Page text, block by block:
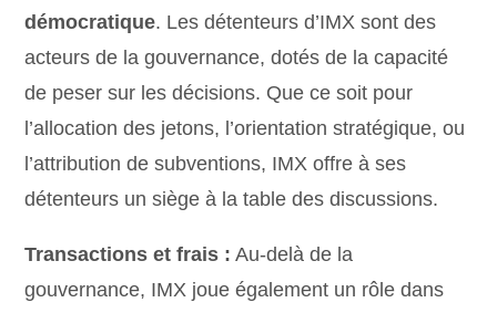
démocratique. Les détenteurs d’IMX sont des
acteurs de la gouvernance, dotés de la capacité
de peser sur les décisions. Que ce soit pour
l’allocation des jetons, l’orientation stratégique, ou
l’attribution de subventions, IMX offre à ses
détenteurs un siège à la table des discussions.
Transactions et frais : Au-delà de la
gouvernance, IMX joue également un rôle dans